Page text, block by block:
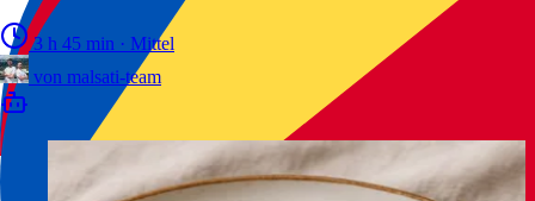
3 h 45 min · Mittel
von malsati-team